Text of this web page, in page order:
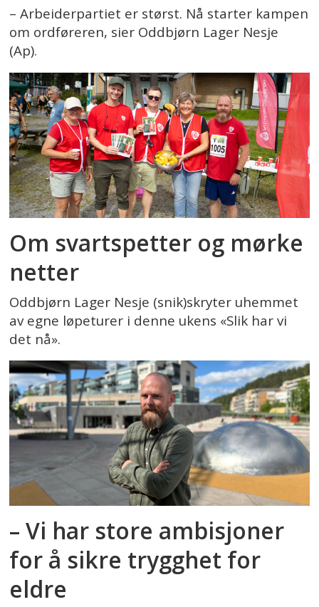
– Arbeiderpartiet er størst. Nå starter kampen
om ordføreren, sier Oddbjørn Lager Nesje
(Ap).
Om svartspetter og mørke
netter
Oddbjørn Lager Nesje (snik)skryter uhemmet
av egne løpeturer i denne ukens «Slik har vi
det nå».
– Vi har store ambisjoner
for å sikre trygghet for
eldre